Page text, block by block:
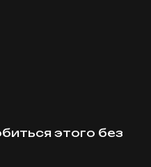
этого без